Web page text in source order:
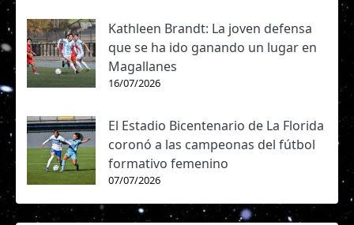
Kathleen Brandt: La joven defensa
que se ha ido ganando un lugar en
Magallanes
16/07/2026
El Estadio Bicentenario de La Florida
coronó a las campeonas del fútbol
formativo femenino
07/07/2026